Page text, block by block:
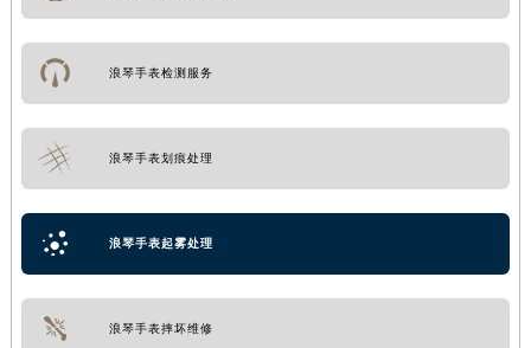
浪琴手表检测服务
浪琴手表划痕处理
浪琴手表起雾处理
浪琴手表摔坏维修